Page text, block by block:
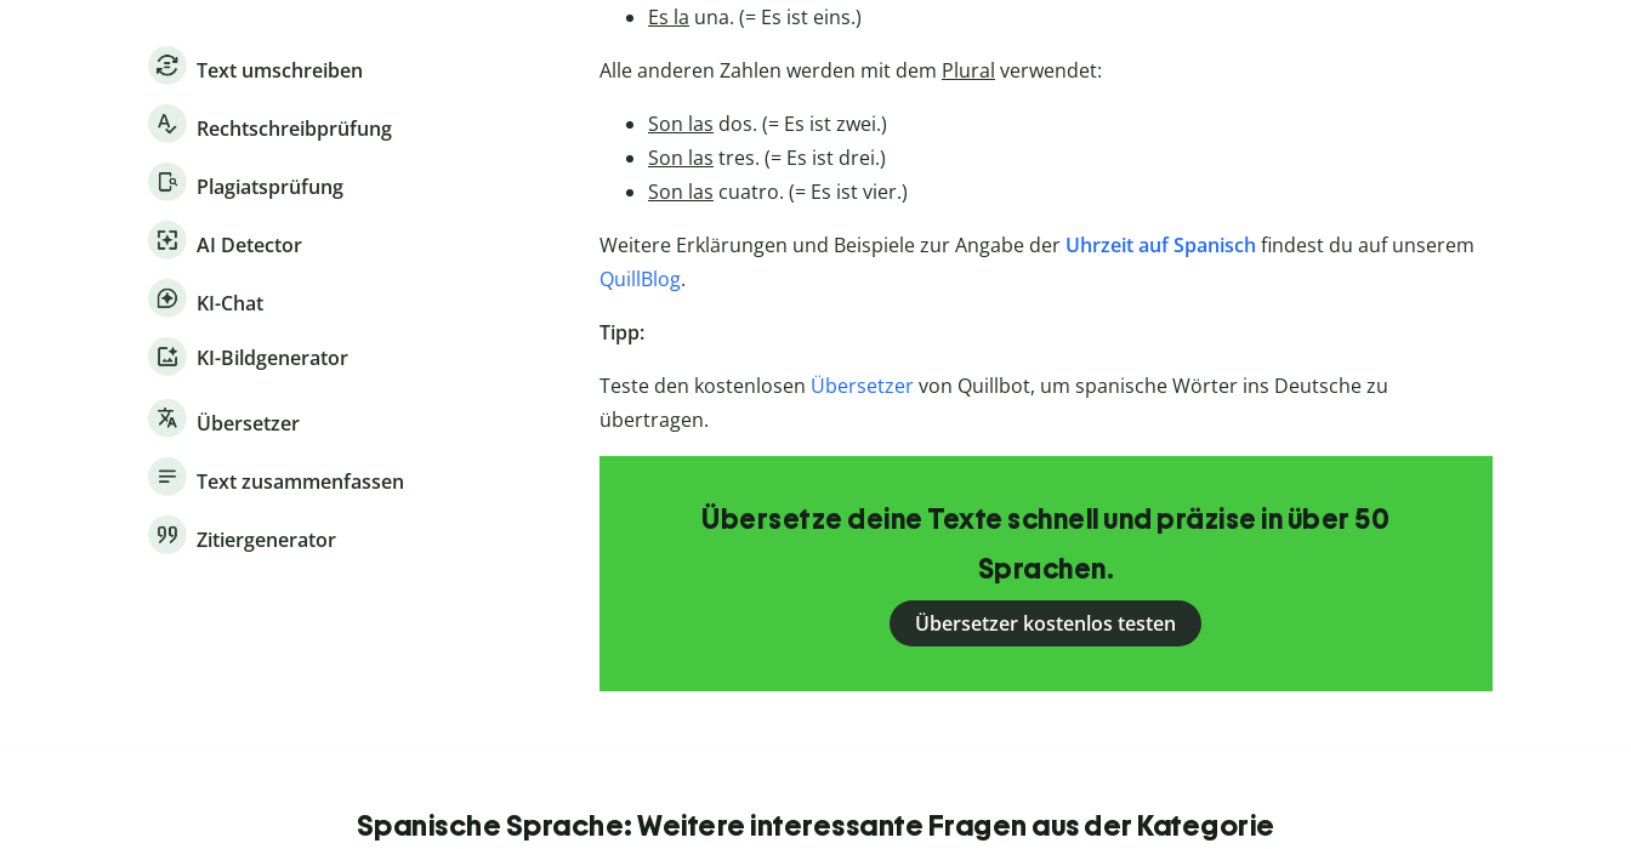
Text umschreiben
Rechtschreibprüfung
Plagiatsprüfung
AI Detector
KI-Chat
KI-Bildgenerator
Übersetzer
Text zusammenfassen
Zitiergenerator
Es la una. (= Es ist eins.)
Alle anderen Zahlen werden mit dem Plural verwendet:
Son las dos. (= Es ist zwei.)
Son las tres. (= Es ist drei.)
Son las cuatro. (= Es ist vier.)
Weitere Erklärungen und Beispiele zur Angabe der Uhrzeit auf Spanisch findest du auf unserem
QuillBlog.
Tipp:
Teste den kostenlosen Übersetzervon Quillbot, um spanische Wörter ins Deutsche zu
übertragen.
Übersetze deine Texte schnell und präzise in über 50
Sprachen.
Übersetzer kostenlos testen
Spanische Sprache: Weitere interessante Fragen aus der Kategorie